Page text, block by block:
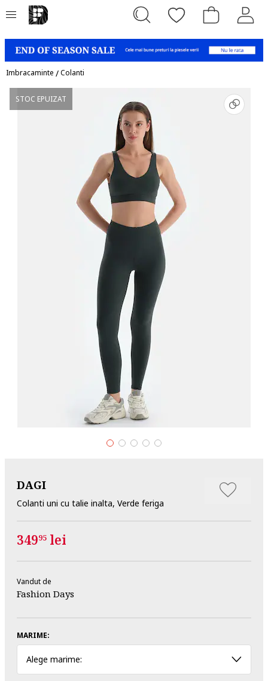
Imbracaminte /Colanti
STOC EPUIZAT
DAGI
Colanti uni cu talie inalta, Verde feriga
34995 lei
Vandut de
Fashion Days
MARIME:
Alege marime: